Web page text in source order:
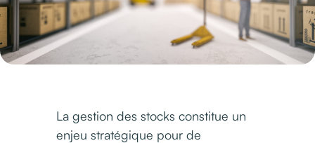
La gestion des stocks constitue un
enjeu stratégique pour de